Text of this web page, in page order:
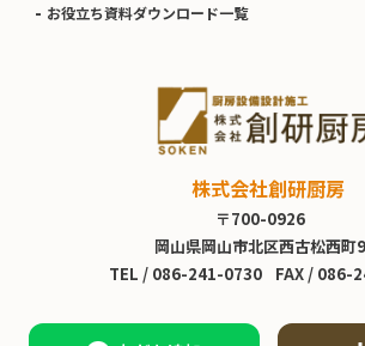
お役立ち資料ダウンロード一覧
株式会社創研厨房
〒700-0926
岡山県岡山市北区西古松西町
TEL / 086-241-0730 FAX / 086-